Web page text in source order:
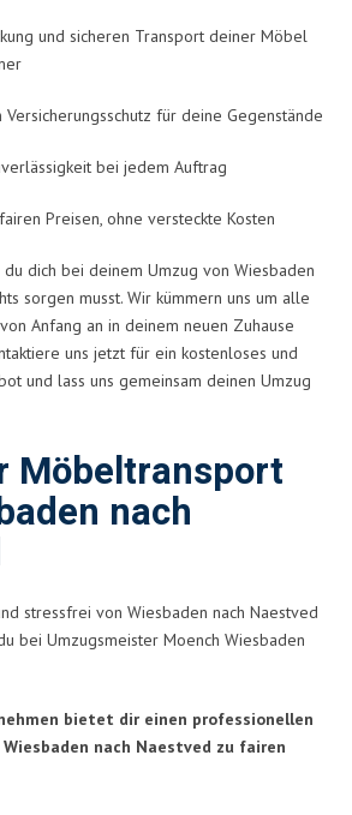
und sicheren Transport deiner Möbel
Versicherungsschutz für deine Gegenstände
bei jedem Auftrag
Preisen, ohne versteckte Kosten
dich bei deinem Umzug von Wiesbaden
sorgen musst. Wir kümmern uns um alle
Anfang an in deinem neuen Zuhause
uns jetzt für ein kostenloses und
und lass uns gemeinsam deinen Umzug
Möbeltransport
nach
stressfrei von Wiesbaden nach Naestved
bei Umzugsmeister Moench Wiesbaden
bietet dir einen professionellen
Wiesbaden nach Naestved zu fairen